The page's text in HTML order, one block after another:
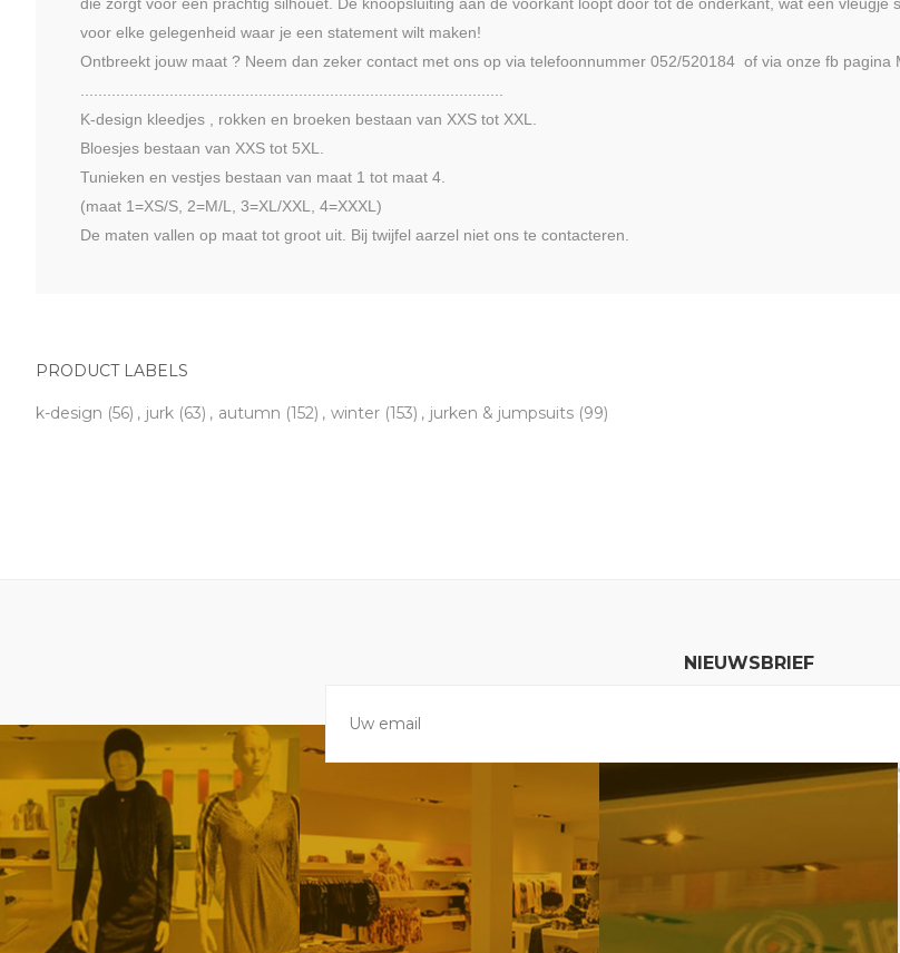
die zorgt voor een prachtig silhouet. De knoopsluiting aan de voorkant loopt door tot de onderkant, wat een
voor elke gelegenheid waar je een statement wilt maken!
Ontbreekt jouw maat ? Neem dan zeker contact met ons op via telefoonnummer 052/520184 of via onze fb
...............................................................................................
K-design kleedjes , rokken en broeken bestaan van XXS tot XXL.
Bloesjes bestaan van XXS tot 5XL.
Tunieken en vestjes bestaan van maat 1 tot maat 4.
(maat 1=XS/S, 2=M/L, 3=XL/XXL, 4=XXXL)
De maten vallen op maat tot groot uit. Bij twijfel aarzel niet ons te contacteren.
PRODUCT LABELS
k-design (56) , jurk (63) , autumn (152) , winter (153) , jurken & jumpsuits (99)
NIEUWSBRIEF